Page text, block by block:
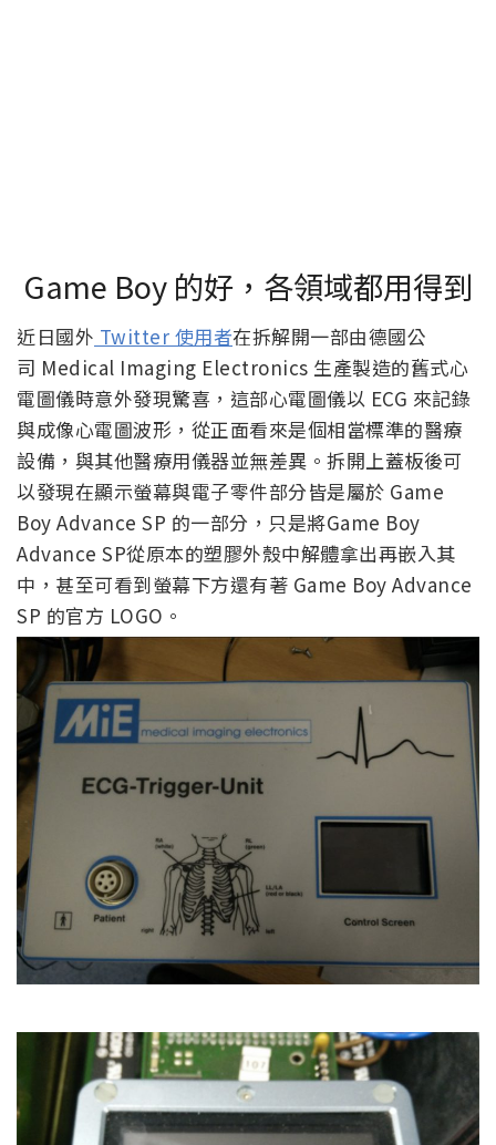
Game Boy 的好，各領域都用得到
近日國外 Twitter 使用者在拆解開一部由德國公
司 Medical Imaging Electronics 生產製造的舊式心
電圖儀時意外發現驚喜，這部心電圖儀以 ECG 來記錄
與成像心電圖波形，從正面看來是個相當標準的醫療
設備，與其他醫療用儀器並無差異。拆開上蓋板後可
以發現在顯示螢幕與電子零件部分皆是屬於 Game
Boy Advance SP 的一部分，只是將Game Boy
Advance SP從原本的塑膠外殼中解體拿出再嵌入其
中，甚至可看到螢幕下方還有著 Game Boy Advance
SP 的官方 LOGO。